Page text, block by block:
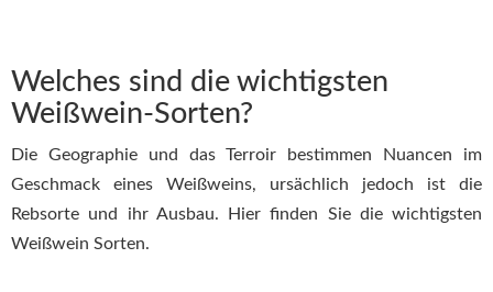
Welches sind die wichtigsten
Weißwein-Sorten?
Die Geographie und das Terroir bestimmen Nuancen im
Geschmack eines Weißweins, ursächlich jedoch ist die
Rebsorte und ihr Ausbau. Hier finden Sie die wichtigsten
Weißwein Sorten.